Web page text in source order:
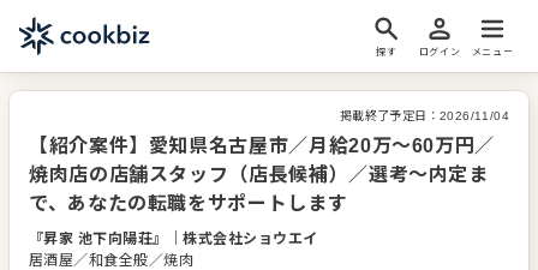
探す ログイン メニュー
掲載終了予定日： 2026/11/04
【紹介案件】愛知県名古屋市／月給20万～60万円／
焼肉店の店舗スタッフ（店長候補）／選考～内定ま
で、あなたの転職をサポートします
『昇家 池下向陽荘』 ｜株式会社ショウエイ
居酒屋／和食全般／焼肉